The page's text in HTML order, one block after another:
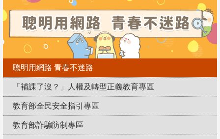
聰明用網路 青春不迷路
「補課了沒？」人權及轉型正義教育專區
教育部全民安全指引專區
教育部詐騙防制專區